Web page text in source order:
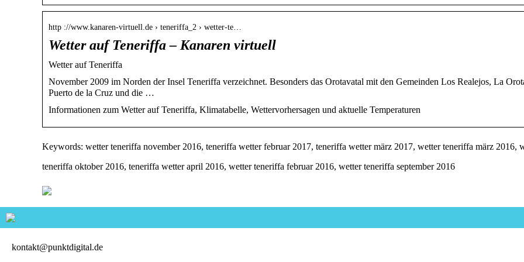
http ://www.kanaren-virtuell.de › teneriffa_2 › wetter-te…
Wetter auf Teneriffa – Kanaren virtuell
Wetter auf Teneriffa
November 2009 im Norden der Insel Teneriffa verzeichnet. Besonders das Orotavatal mit den Gemeinden Los Realejos, La
Puerto de la Cruz und die …
Informationen zum Wetter auf Teneriffa, Klimatabelle, Wettervorhersagen und aktuelle Temperaturen
Keywords: wetter teneriffa november 2016, teneriffa wetter februar 2017, teneriffa wetter märz 2017, wetter teneriffa märz 2016,
teneriffa oktober 2016, teneriffa wetter april 2016, wetter teneriffa februar 2016, wetter teneriffa september 2016
kontakt@punktdigital.de